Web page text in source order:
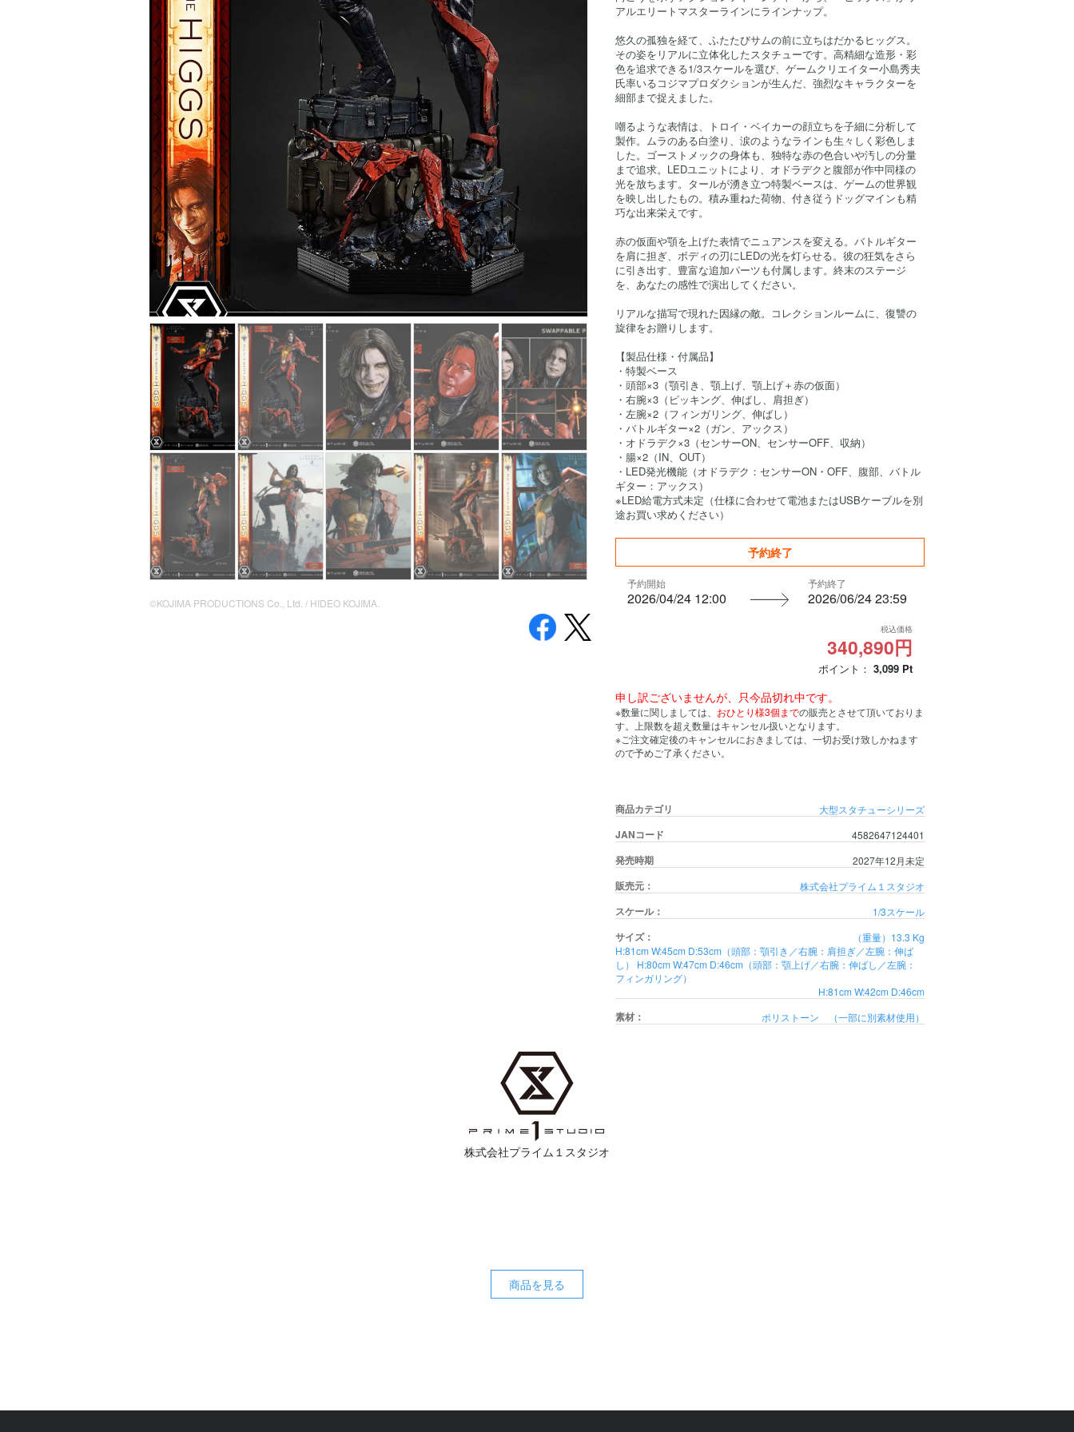
©KOJIMA PRODUCTIONS Co., Ltd. / HIDEO KOJIMA.
アルエリートマスターラインにラインナップ。
悠久の孤独を経て、ふたたびサムの前に立ちはだかるヒッグス。
その姿をリアルに立体化したスタチューです。高精細な造形・彩
色を追求できる1/3スケールを選び、ゲームクリエイター小島秀夫
氏率いるコジマプロダクションが生んだ、強烈なキャラクターを
細部まで捉えました。
嘲るような表情は、トロイ・ベイカーの顔立ちを子細に分析して
製作。ムラのある白塗り、涙のようなラインも生々しく彩色しま
した。ゴーストメックの身体も、独特な赤の色合いや汚しの分量
まで追求。LEDユニットにより、オドラデクと腹部が作中同様の
光を放ちます。タールが湧き立つ特製ベースは、ゲームの世界観
を映し出したもの。積み重ねた荷物、付き従うドッグマインも精
巧な出来栄えです。
赤の仮面や顎を上げた表情でニュアンスを変える。バトルギター
を肩に担ぎ、ボディの刃にLEDの光を灯らせる。彼の狂気をさら
に引き出す、豊富な追加パーツも付属します。終末のステージ
を、あなたの感性で演出してください。
リアルな描写で現れた因縁の敵。コレクションルームに、復讐の
旋律をお贈りします。
【製品仕様・付属品】
・特製ベース
・頭部×3（顎引き、顎上げ、顎上げ＋赤の仮面）
・右腕×3（ピッキング、伸ばし、肩担ぎ）
・左腕×2（フィンガリング、伸ばし）
・バトルギター×2（ガン、アックス）
・オドラデク×3（センサーON、センサーOFF、収納）
・腸×2（IN、OUT）
・LED発光機能（オドラデク：センサーON・OFF、腹部、バトル
ギター：アックス）
※LED給電方式未定（仕様に合わせて電池またはUSBケーブルを別
途お買い求めください）
予約終了
予約開始
2026/04/24 12:00
予約終了
2026/06/24 23:59
税込価格
340,890円
ポイント： 3,099 Pt
申し訳ございませんが、只今品切れ中です。
※数量に関しましては、 おひとり様3個までの販売とさせて頂いておりま
す。上限数を超え数量はキャンセル扱いとなります。
※ご注文確定後のキャンセルにおきましては、一切お受け致しかねます
ので予めご了承ください。
商品カテゴリ 大型スタチューシリーズ
JANコード 4582647124401
発売時期 2027年12月未定
販売元： 株式会社プライム１スタジオ
スケール： 1/3スケール
サイズ：
（重量）13.3 Kg
H:81cm W:45cm D:53cm（頭部：顎引き／右腕：肩担ぎ／左腕：伸ば
し） H:80cm W:47cm D:46cm（頭部：顎上げ／右腕：伸ばし／左腕：
フィンガリング）
H:81cm W:42cm D:46cm
素材： ポリストーン （一部に別素材使用）
株式会社プライム１スタジオ
商品を見る